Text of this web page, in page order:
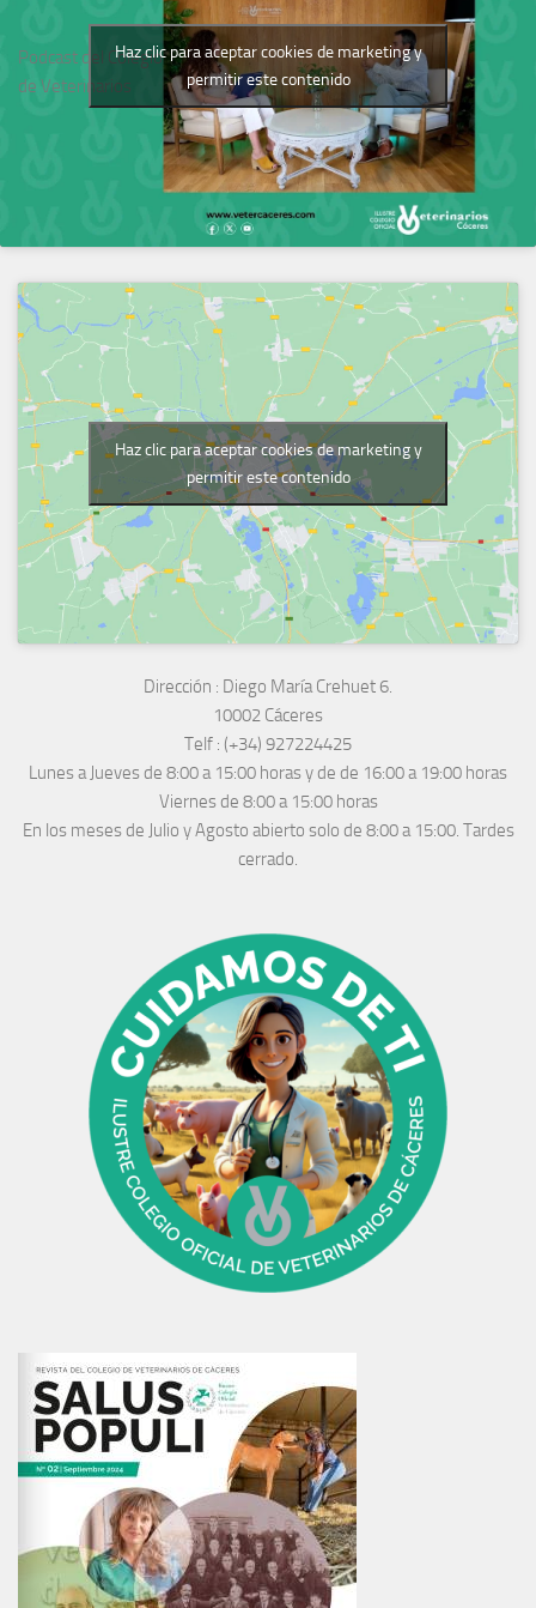
Podcast del Colegio
de Veterinarios
Haz clic para aceptar cookies de marketing y
permitir este contenido
Haz clic para aceptar cookies de marketing y
permitir este contenido
Dirección : Diego María Crehuet 6.
10002 Cáceres
Telf : (+34) 927224425
Lunes a Jueves de 8:00 a 15:00 horas y de de 16:00 a 19:00 horas
Viernes de 8:00 a 15:00 horas
En los meses de Julio y Agosto abierto solo de 8:00 a 15:00. Tardes
cerrado.